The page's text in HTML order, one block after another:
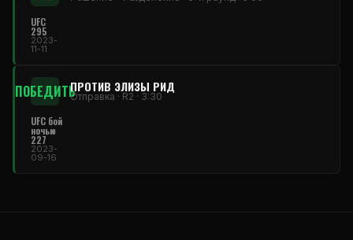
UFC
295
2023-
11-11
ПОБЕДИТЬПРОТИВ ЭЛИЗЫ РИД
Отправка · R2 · 3:30
UFC бой
ночью
227
2023-
09-16